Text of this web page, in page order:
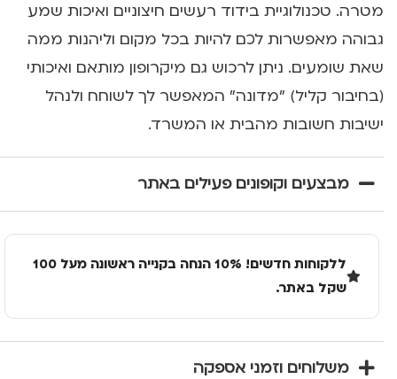
מטרה. טכנולוגיית בידוד רעשים חיצוניים ואיכות שמע
גבוהה מאפשרות לכם להיות בכל מקום וליהנות ממה
שאת שומעים. ניתן לרכוש גם מיקרופון מותאם ואיכותי
(בחיבור קליל) "מדונה" המאפשר לך לשוחח ולנהל
ישיבות חשובות מהבית או המשרד.
מבצעים וקופונים פעילים באתר
ללקוחות חדשים! 10% הנחה בקנייה ראשונה מעל 100
שקל באתר.
משלוחים וזמני אספקה